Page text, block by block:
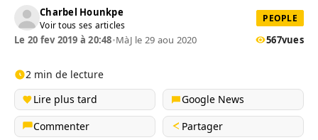
Charbel Hounkpe
Voir tous ses articles
PEOPLE
Le 20 fev 2019 à 20:48•MàJ le 29 aou 2020 567vues
2 min de lecture
Lire plus tard
Google News
Commenter
Partager